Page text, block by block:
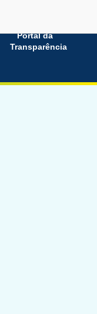
Portal da
Transparência